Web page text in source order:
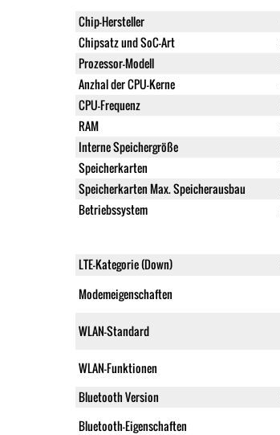
Chip-Hersteller
Chipsatz und SoC-Art
Prozessor-Modell
Anzhal der CPU-Kerne
CPU-Frequenz
RAM
Interne Speichergröße
Speicherkarten
Speicherkarten Max. Speicherausbau
Betriebssystem
LTE-Kategorie (Down)
Modemeigenschaften
WLAN-Standard
WLAN-Funktionen
Bluetooth Version
Bluetooth-Eigenschaften